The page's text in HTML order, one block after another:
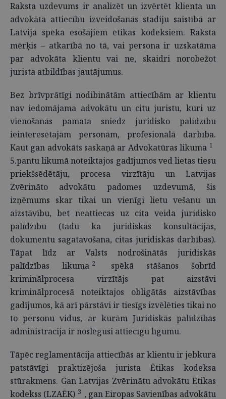
Raksta uzdevums ir analizēt un izvērtēt klienta un
advokāta attiecību izveidošanās stadiju saistībā ar
Latvijā spēkā esošajiem ētikas kodeksiem. Raksta
mērķis – atkarībā no tā, vai persona ir uzskatāma
par advokāta klientu vai ne, skaidri norobežot
jurista atbildības jautājumus.
Bez brīvprātīgi nodibinātām attiecībām ar klientu
nav iedomājama advokātu un citu juristu, kuri uz
vienošanās pamata sniedz juridisko palīdzību
ieinteresētajām personām, profesionālā darbība.
Kaut gan advokāts saskaņā ar Advokatūras likuma 1
5.pantu likumā noteiktajos gadījumos ved lietas tiesu
priekšsēdētāju, procesa virzītāju un Latvijas
Zvērināto advokātu padomes uzdevumā, šis
izņēmums skar tikai un vienīgi lietu vešanu un
aizstāvību, bet neattiecas uz cita veida juridisko
palīdzību (tādu kā juridiskās konsultācijas,
dokumentu sagatavošana, citas juridiskās darbības).
Tāpat līdz ar Valsts nodrošinātās juridiskās
palīdzības likuma 2
spēkā stāšanos šobrīd
kriminālprocesa virzītājs pat aizstāvi
kriminālprocesā noteiktajos obligātās aizstāvības
gadījumos, kā arī pārstāvi ir tiesīgs izvēlēties tikai no
to personu vidus, ar kurām Juridiskās palīdzības
administrācija ir noslēgusi attiecīgu līgumu.
Tāpēc reglamentācija attiecībās ar klientu ir jebkura
patstāvīgi praktizējoša jurista Ētikas kodeksa
stūrakmens. Gan Latvijas Zvērinātu advokātu Ētikas
kodekss (LZAĒK) 3 , gan Eiropas Savienības advokātu